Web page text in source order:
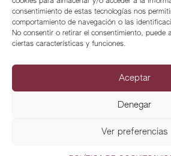
consentimiento de estas tecnologías nos
comportamiento de navegación o las
No consentir o retirar el consentimiento, puede
ciertas características y funciones.
Aceptar
Denegar
Ver preferencias